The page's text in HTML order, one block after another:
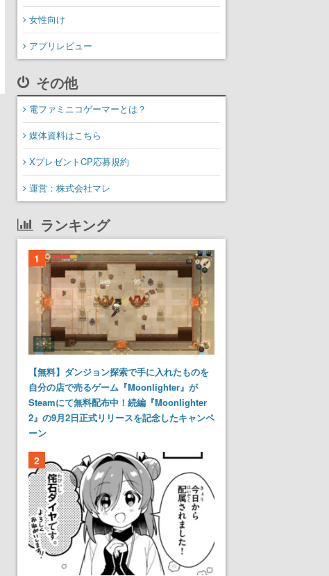
女性向け
アプリレビュー
その他
電ファミニコゲーマーとは？
媒体資料はこちら
XプレゼントCP応募規約
運営：株式会社マレ
ランキング
1
【無料】ダンジョン探索で手に入れたものを
自分の店で売るゲーム『Moonlighter』が
Steamにて無料配布中！続編『Moonlighter
2』の9月2日正式リリースを記念したキャンペ
ーン
2